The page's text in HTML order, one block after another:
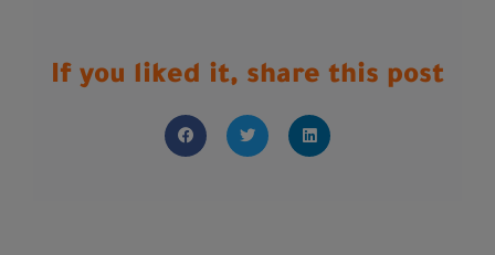
If you liked it, share this post